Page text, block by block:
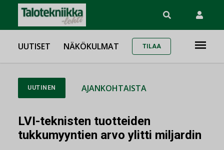
UUTISET NÄKÖKULMAT TILAA
UUTINEN AJANKOHTAISTA
LVI-teknisten tuotteiden
tukkumyyntien arvo ylitti miljardin